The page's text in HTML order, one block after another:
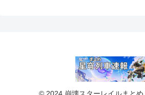
© 2024 崩壊スターレイルまとめ